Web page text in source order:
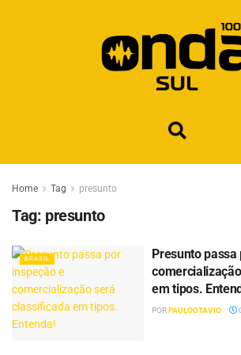
Home Tag presunto
Tag: presunto
BRASIL
Presunto
em tipos.
PORPAULOOTAVIO